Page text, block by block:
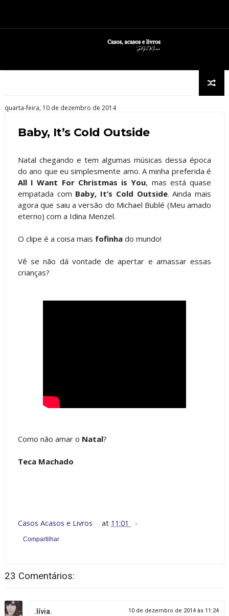
quarta-feira, 10 de dezembro de 2014
Baby, It’s Cold Outside
Natal chegando e tem algumas músicas dessa época
do ano que eu simplesmente amo. A minha preferida é
All I Want For Christmas is You, mas está quase
empatada com Baby, It’s Cold Outside. Ainda mais
agora que saiu a versão do Michael Bublé (Meu amado
eterno) com a Idina Menzel.
O clipe é a coisa mais fofinhado mundo!
Vê se não dá vontade de apertar e amassar essas
crianças?
Como não amar o Natal?
Teca Machado
Casos Acasos e Livros at 11:01
Compartilhar
23 Comentários:
.lívia. 10 de dezembro de 2014 às 11:24